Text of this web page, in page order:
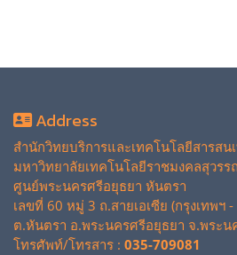
Address
สำนักวิทยบริการและเทคโนโลยีสารสน
มหาวิทยาลัยเทคโนโลยีราชมงคลสุวร
ศูนย์พระนครศรีอยุธยา หันตรา
เลขที่ 60 หมู่ 3 ถ.สายเอเซีย (กรุงเทพฯ
ต.หันตรา อ.พระนครศรีอยุธยา จ.พระน
โทรศัพท์/โทรสาร : 035-709081